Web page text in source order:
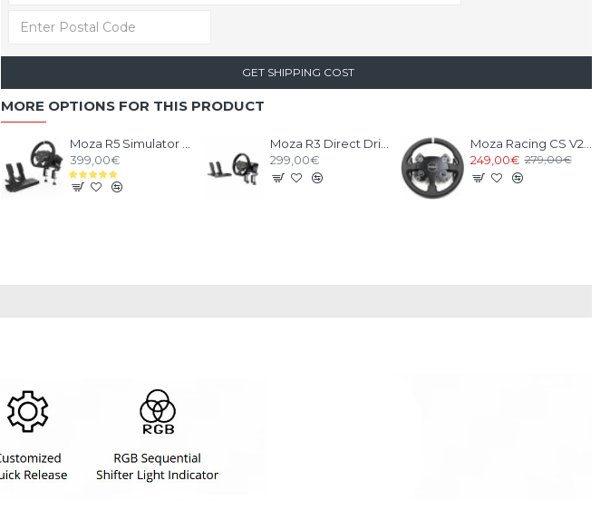
GET SHIPPING COST
MORE OPTIONS FOR THIS PRODUCT
399,00€
Moza R3 Direct Drive Bundle PC
299,00€
249,00€ 279,00€